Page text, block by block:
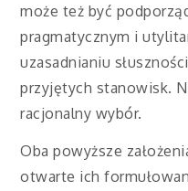
może też być
pragmatycznym i
uzasadnianiu
przyjętych stanowisk.
racjonalny wybór.
Oba powyższe
otwarte ich